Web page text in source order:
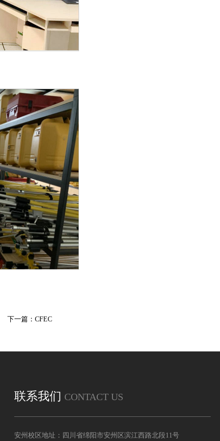
下一篇：CFEC
联系我们 CONTACT US
安州校区地址：四川省绵阳市安州区滨江西路北段11号